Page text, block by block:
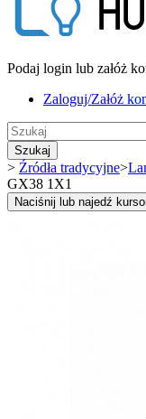
Podaj login lub załóż
Zaloguj/Załóż
Szukaj
> Źródła tradycyjne>
GX38 1X1
Naciśnij lub najedź